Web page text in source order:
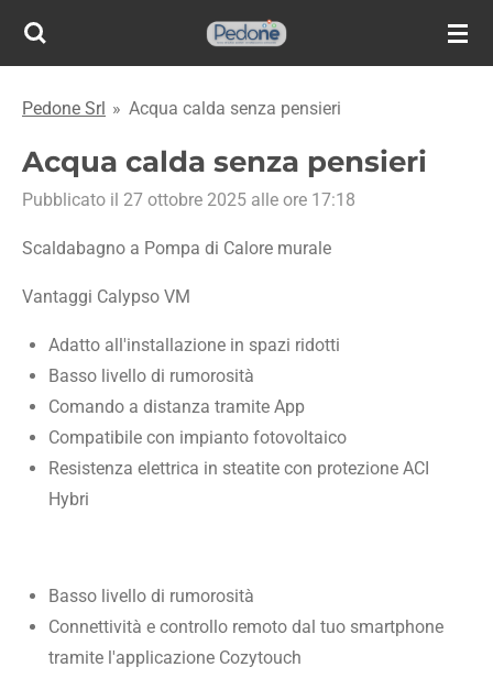
Vai
principale
Pedone Srl » Acqua calda senza pensieri
Acqua calda senza pensieri
Pubblicato il 27 ottobre 2025 alle ore 17:18
Scaldabagno a Pompa di Calore murale
Vantaggi Calypso VM
Adatto all'installazione in spazi ridotti
Basso livello di rumorosità
Comando a distanza tramite App
Compatibile con impianto fotovoltaico
Resistenza elettrica in steatite con protezione ACI
Hybri
Basso livello di rumorosità
Connettività e controllo remoto dal tuo smartphone
tramite l'applicazione Cozytouch